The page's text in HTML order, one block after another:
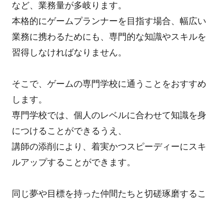
など、業務量が多岐ります。
本格的にゲームプランナーを目指す場合、幅広い
業務に携わるためにも、専門的な知識やスキルを
習得しなければなりません。
そこで、ゲームの専門学校に通うことをおすすめ
します。
専門学校では、個人のレベルに合わせて知識を身
につけることができるうえ、
講師の添削により、着実かつスピーディーにスキ
ルアップすることができます。
同じ夢や目標を持った仲間たちと切磋琢磨するこ